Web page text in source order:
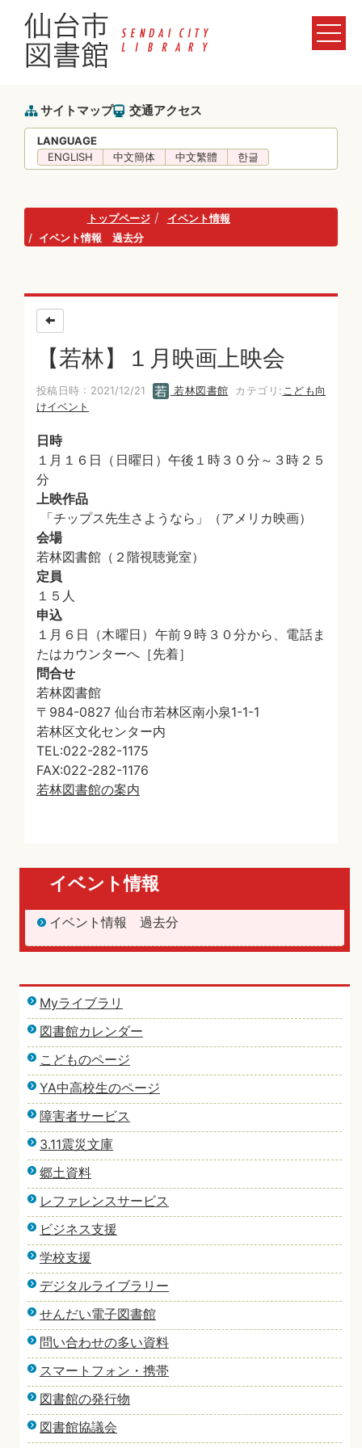
サイトマップ 交通アクセス
LANGUAGE
ENGLISH
中文簡体 中文繁體 한글
トップページ
イベント情報
イベント情報 過去分
【若林】１月映画上映会
投稿日時 : 2021/12/21 若林図書館 カテゴリ: こども向
けイベント
日時
１月１６日（日曜日）午後１時３０分～３時２５
分
上映作品
「チップス先生さようなら」（アメリカ映画）
会場
若林図書館（２階視聴覚室）
定員
１５人
申込
１月６日（木曜日）午前９時３０分から、電話ま
たはカウンターへ［先着］
問合せ
若林図書館
〒984-0827 仙台市若林区南小泉1-1-1
若林区文化センター内
TEL:022-282-1175
FAX:022-282-1176
若林図書館の案内
イベント情報
イベント情報 過去分
Myライブラリ
図書館カレンダー
こどものページ
YA中高校生のページ
障害者サービス
3.11震災文庫
郷土資料
レファレンスサービス
ビジネス支援
学校支援
デジタルライブラリー
せんだい電子図書館
問い合わせの多い資料
スマートフォン・携帯
図書館の発行物
図書館協議会